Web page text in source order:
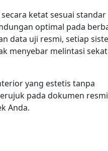
ketat sesuai standar
optimal pada
data uji resmi, setiap
menyebar melintasi
yang estetis tanpa
pada dokumen
Anda.